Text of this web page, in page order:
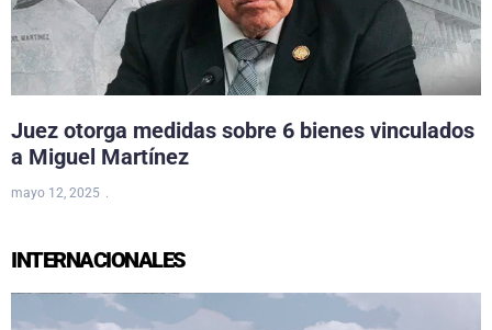
Juez otorga medidas sobre 6 bienes vinculados
a Miguel Martínez
mayo 12, 2025
INTERNACIONALES